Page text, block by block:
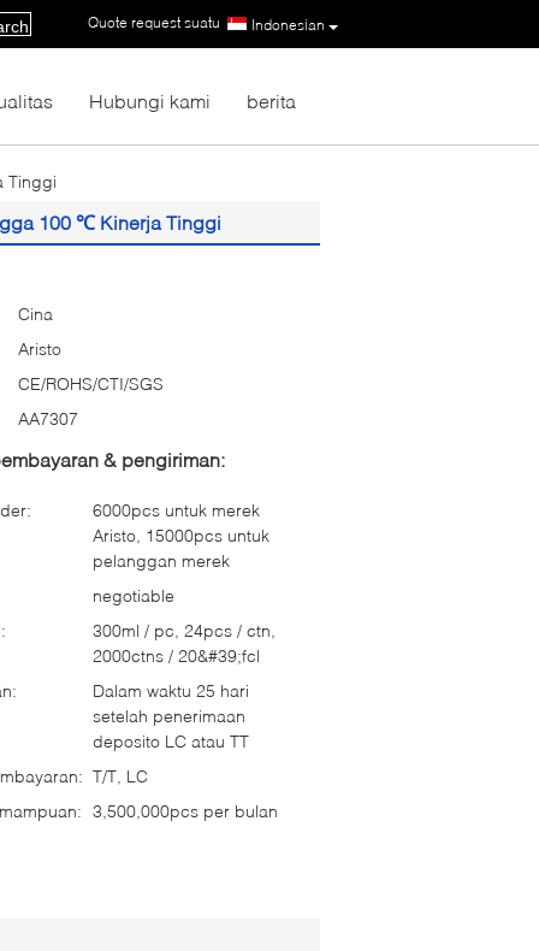
Indonesian
Quote request suatu |
Hubungi kami berita
Tinggi
100 ℃ Kinerja Tinggi
Cina
Aristo
CE/ROHS/CTI/SGS
AA7307
& pengiriman:
6000pcs untuk merek
Aristo, 15000pcs untuk
pelanggan merek
negotiable
300ml / pc, 24pcs / ctn,
2000ctns / 20&#39;fcl
Dalam waktu 25 hari
setelah penerimaan
deposito LC atau TT
T/T, LC
3,500,000pcs per bulan